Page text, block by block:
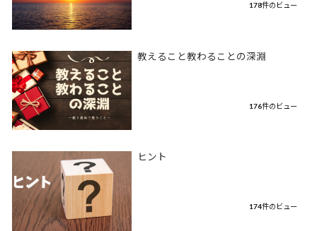
178件のビュー
教えること教わることの深淵
176件のビュー
ヒント
174件のビュー